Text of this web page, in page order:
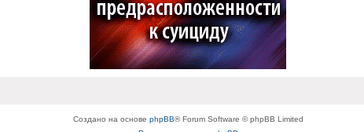
Создано на основе phpBB® Forum Software © phpBB Limited